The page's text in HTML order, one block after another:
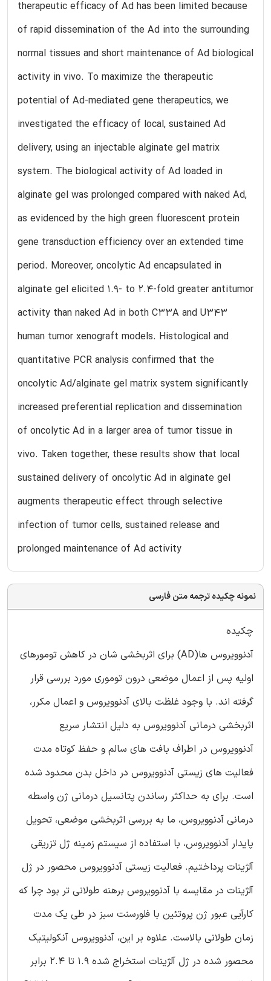
therapeutic efficacy of Ad has been limited because
of rapid dissemination of the Ad into the surrounding
normal tissues and short maintenance of Ad biological
activity in vivo. To maximize the therapeutic
potential of Ad-mediated gene therapeutics, we
investigated the efficacy of local, sustained Ad
delivery, using an injectable alginate gel matrix
system. The biological activity of Ad loaded in
alginate gel was prolonged compared with naked Ad,
as evidenced by the high green fluorescent protein
gene transduction efficiency over an extended time
period. Moreover, oncolytic Ad encapsulated in
alginate gel elicited 1.9- to 2.4-fold greater antitumor
activity than naked Ad in both C33A and U343
human tumor xenograft models. Histological and
quantitative PCR analysis confirmed that the
oncolytic Ad/alginate gel matrix system significantly
increased preferential replication and dissemination
of oncolytic Ad in a larger area of tumor tissue in
vivo. Taken together, these results show that local
sustained delivery of oncolytic Ad in alginate gel
augments therapeutic effect through selective
infection of tumor cells, sustained release and
prolonged maintenance of Ad activity
نمونه چکیده ترجمه متن فارسی
چکیده
آدنوویروس ها(AD) برای اثربخشی شان در کاهش تومورهای
اولیه پس از اعمال موضعی درون توموری مورد بررسی قرار
گرفته اند. با وجود غلظت بالای آدنوویروس و اعمال مکرر،
اثربخشی درمانی آدنوویروس به دلیل انتشار سریع
آدنوویروس در اطراف بافت های سالم و حفظ کوتاه مدت
فعالیت های زیستی آدنوویروس در داخل بدن محدود شده
است. برای به حداکثر رساندن پتانسیل درمانی ژن واسطه
درمانی آدنوویروس، ما به بررسی اثربخشی موضعی، تحویل
پایدار آدنوویروس، با استفاده از سیستم زمینه ژل تزریقی
آلژینات پرداختیم. فعالیت زیستی آدنوویروس محصور در ژل
آلژینات در مقایسه با آدنوویروس برهنه طولانی تر بود چرا که
کارآیی عبور ژن پروتئین با فلورسنت سبز در طی یک مدت
زمان طولانی بالاست. علاوه بر این، آدنوویروس آنکولیتیک
محصور شده در ژل آلژینات استخراج شده 1.9 تا 2.4 برابر